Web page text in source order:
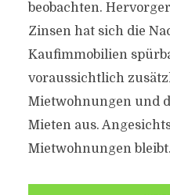
beobachten.
Zinsen hat sich die
Kaufimmobilien
voraussichtlich
Mietwohnungen und
Mieten aus.
Mietwohnungen